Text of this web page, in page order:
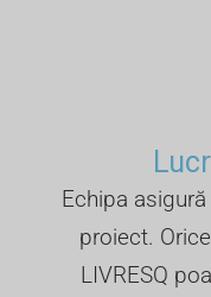
Echipa
proiect.
LIVRESQ